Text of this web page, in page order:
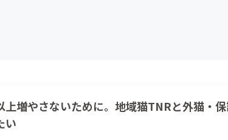
Creation
上増やさないために。地域猫TNRと外猫・
い